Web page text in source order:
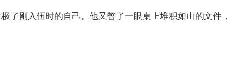
刚入伍时的自己。他又瞥了一眼桌上堆积如山的文件，